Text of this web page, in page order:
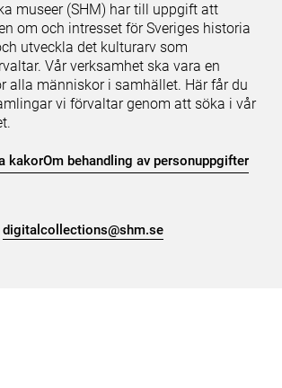
museer (SHM) har till uppgift att
om och intresset för Sveriges historia
utveckla det kulturarv som
Vår verksamhet ska vara en
alla människor i samhället. Här får du
vi förvaltar genom att söka i vår
kakorOm behandling av personuppgifter
digitalcollections@shm.se